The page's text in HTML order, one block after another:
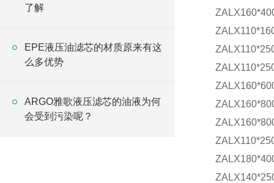
了解
EPE液压油滤芯的材质原来有这
么多优势
ARGO雅歌液压滤芯的油液为何
会受到污染呢？